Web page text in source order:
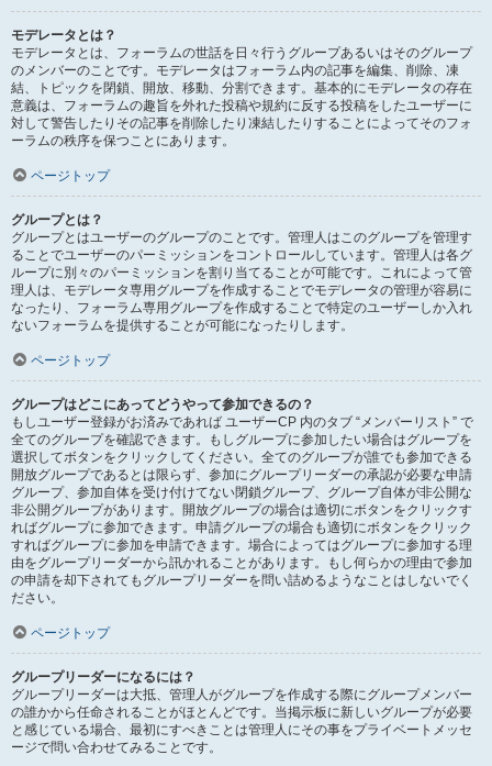
モデレータとは？
モデレータとは、フォーラムの世話を日々行うグループあるいはそのグループ
のメンバーのことです。モデレータはフォーラム内の記事を編集、削除、凍
結、トピックを閉鎖、開放、移動、分割できます。基本的にモデレータの存在
意義は、フォーラムの趣旨を外れた投稿や規約に反する投稿をしたユーザーに
対して警告したりその記事を削除したり凍結したりすることによってそのフォ
ーラムの秩序を保つことにあります。
ページトップ
グループとは？
グループとはユーザーのグループのことです。管理人はこのグループを管理す
ることでユーザーのパーミッションをコントロールしています。管理人は各グ
ループに別々のパーミッションを割り当てることが可能です。これによって管
理人は、モデレータ専用グループを作成することでモデレータの管理が容易に
なったり、フォーラム専用グループを作成することで特定のユーザーしか入れ
ないフォーラムを提供することが可能になったりします。
ページトップ
グループはどこにあってどうやって参加できるの？
もしユーザー登録がお済みであれば ユーザーCP 内のタブ “メンバーリスト” で
全てのグループを確認できます。もしグループに参加したい場合はグループを
選択してボタンをクリックしてください。全てのグループが誰でも参加できる
開放グループであるとは限らず、参加にグループリーダーの承認が必要な申請
グループ、参加自体を受け付けてない閉鎖グループ、グループ自体が非公開な
非公開グループがあります。開放グループの場合は適切にボタンをクリックす
ればグループに参加できます。申請グループの場合も適切にボタンをクリック
すればグループに参加を申請できます。場合によってはグループに参加する理
由をグループリーダーから訊かれることがあります。もし何らかの理由で参加
の申請を却下されてもグループリーダーを問い詰めるようなことはしないでく
ださい。
ページトップ
グループリーダーになるには？
グループリーダーは大抵、管理人がグループを作成する際にグループメンバー
の誰かから任命されることがほとんどです。当掲示板に新しいグループが必要
と感じている場合、最初にすべきことは管理人にその事をプライベートメッセ
ージで問い合わせてみることです。